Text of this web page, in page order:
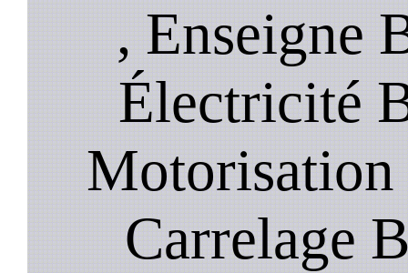
, Enseigne
Électricité
Motorisation
Carrelage